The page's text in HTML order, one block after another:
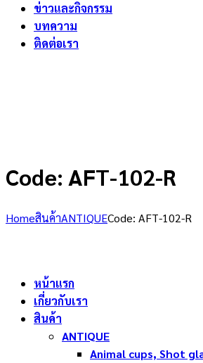
ข่าวและกิจกรรม
บทความ
ติดต่อเรา
Code: AFT-102-R
Homeสินค้าANTIQUECode: AFT-102-R
หน้าแรก
เกี่ยวกับเรา
สินค้า
ANTIQUE
Animal cups, Shot